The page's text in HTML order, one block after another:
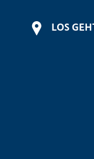
LOS